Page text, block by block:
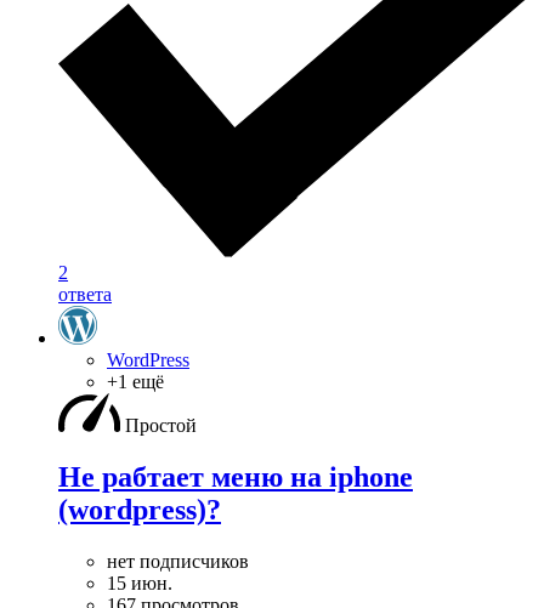
2
ответа
WordPress
+1 ещё
Простой
Не рабтает меню на iphone
(wordpress)?
нет подписчиков
15 июн.